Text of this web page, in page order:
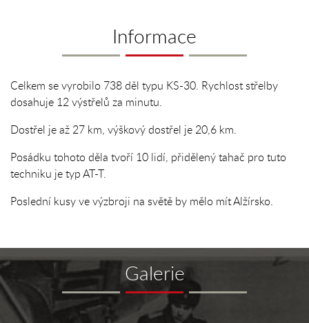
Informace
Celkem se vyrobilo 738 děl typu KS-30. Rychlost střelby
dosahuje 12 výstřelů za minutu.
Dostřel je až 27 km, výškový dostřel je 20,6 km.
Posádku tohoto děla tvoří 10 lidí, přidělený tahač pro tuto
techniku je typ AT-T.
Poslední kusy ve výzbroji na světě by mělo mít Alžírsko.
Galerie